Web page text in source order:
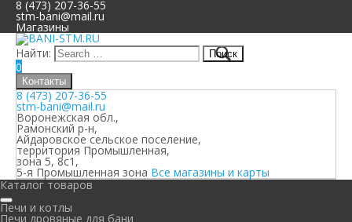
8 (473) 207-36-55
stm-bani@mail.ru
Магазины
Найти:
0
Контакты
8 (473) 207-36-55
stm-bani@mail.ru
Воронежская обл.,
Рамонский р-н,
Айдаровское сельское поселение,
территория Промышленная,
зона 5, 8с1,
5-я Промышленная зона Все магазины и карты
Каталог товаров
Печи и котлы
Печи дровяные для бани